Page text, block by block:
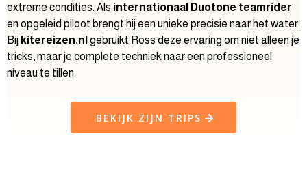
extreme condities. Als internationaal Duotone teamrider
en opgeleid piloot brengt hij een unieke precisie naar het water.
Bij kitereizen.nl gebruikt Ross deze ervaring om niet alleen je
tricks, maar je complete techniek naar een professioneel
niveau te tillen.
BEKIJK ZIJN TRIPS